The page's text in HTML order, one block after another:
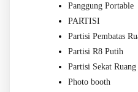
Panggung Portable
PARTISI
Partisi Pembatas
Partisi R8 Putih
Partisi Sekat Ruang
Photo booth